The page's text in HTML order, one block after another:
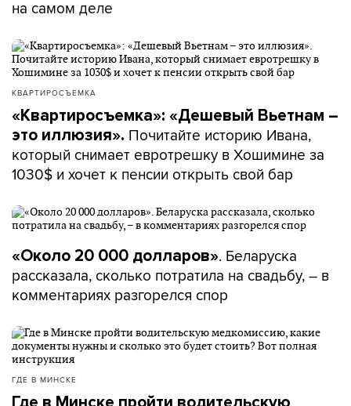
на самом деле
КВАРТИРОСЪЕМКА
«Квартиросъемка»: «Дешевый Вьетнам –
это иллюзия». Почитайте историю Ивана,
который снимает евротрешку в Хошимине за
1030$ и хочет к пенсии открыть свой бар
«Около 20 000 долларов». Беларуска
рассказала, сколько потратила на свадьбу, – в
комментариях разгорелся спор
ГДЕ В МИНСКЕ